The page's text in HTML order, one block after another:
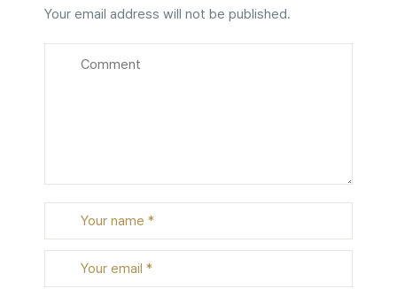
Your email address will not be published.